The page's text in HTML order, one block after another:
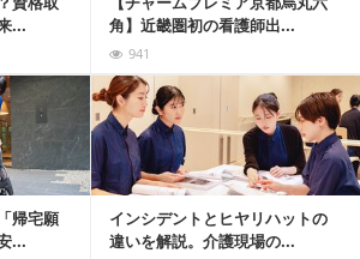
...
角】近畿圏初の看護師出...
941
帰宅願
...
インシデントとヒヤリハットの
違いを解説。介護現場の...
記事を読む